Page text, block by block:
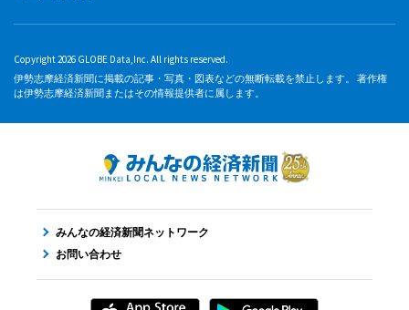
Copyright 2026 GLOBE Data,Inc. All rights reserved.
伊勢志摩経済新聞に掲載の記事・写真・図表などの無断転載を禁止します。 著作権
は伊勢志摩経済新聞またはその情報提供者に属します。
みんなの経済新聞ネットワーク
お問い合わせ